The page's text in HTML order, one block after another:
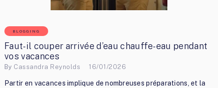
BLOGGING
Faut-il couper arrivée d’eau chauffe-eau pendant
vos vacances
By Cassandra Reynolds 16/01/2026
Partir en vacances implique de nombreuses préparations, et la